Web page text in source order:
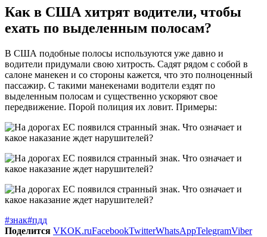
Как в США хитрят водители, чтобы
ехать по выделенным полосам?
В США подобные полосы используются уже давно и
водители придумали свою хитрость. Садят рядом с собой в
салоне манекен и со стороны кажется, что это полноценный
пассажир. С такими манекенами водители ездят по
выделенным полосам и существенно ускоряют свое
передвижение. Порой полиция их ловит. Примеры:
#знак#пдд
Поделится VKOK.ruFacebookTwitterWhatsAppTelegramViber